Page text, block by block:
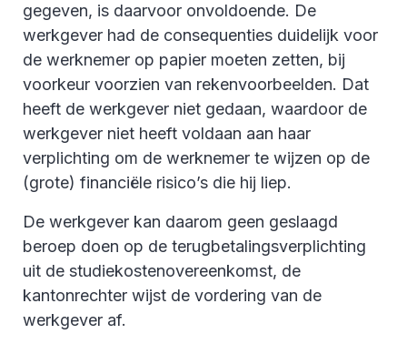
gegeven, is daarvoor onvoldoende. De
werkgever had de consequenties duidelijk voor
de werknemer op papier moeten zetten, bij
voorkeur voorzien van rekenvoorbeelden. Dat
heeft de werkgever niet gedaan, waardoor de
werkgever niet heeft voldaan aan haar
verplichting om de werknemer te wijzen op de
(grote) financiële risico’s die hij liep.
De werkgever kan daarom geen geslaagd
beroep doen op de terugbetalingsverplichting
uit de studiekostenovereenkomst, de
kantonrechter wijst de vordering van de
werkgever af.